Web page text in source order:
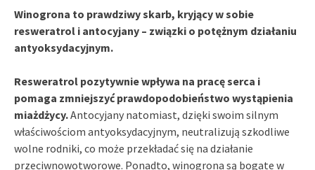
Winogrona to prawdziwy skarb, kryjący w sobie
resweratrol i antocyjany – związki o potężnym działaniu
antyoksydacyjnym.
Resweratrol pozytywnie wpływa na pracę serca i
pomaga zmniejszyć prawdopodobieństwo wystąpienia
miażdżycy.Antocyjany natomiast, dzięki swoim silnym
właściwościom antyoksydacyjnym, neutralizują szkodliwe
wolne rodniki, co może przekładać się na działanie
przeciwnowotworowe. Ponadto, winogrona są bogate w